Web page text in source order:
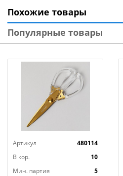
Похожие товары
Популярные товары
Артикул
480114
В кор.
10
Мин. партия
5